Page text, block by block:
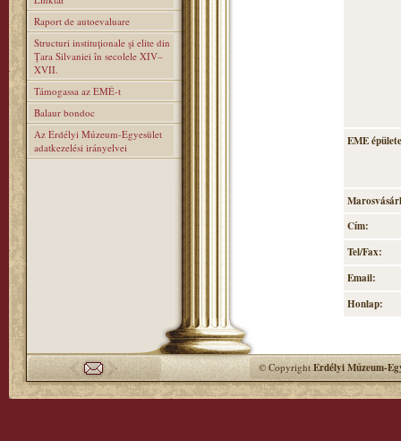
Raport de autoevaluare
Structuri instituţionale şi elite din
Ţara Silvaniei în secolele XIV–
XVII.
Támogassa az EMÉ-t
Balaur bondoc
Az Erdélyi Múzeum-Egyesület
adatkezelési irányelvei
EME
Cím:
Tel/Fax:
Email:
Honlap:
© CopyrightErdélyi Múzeum-